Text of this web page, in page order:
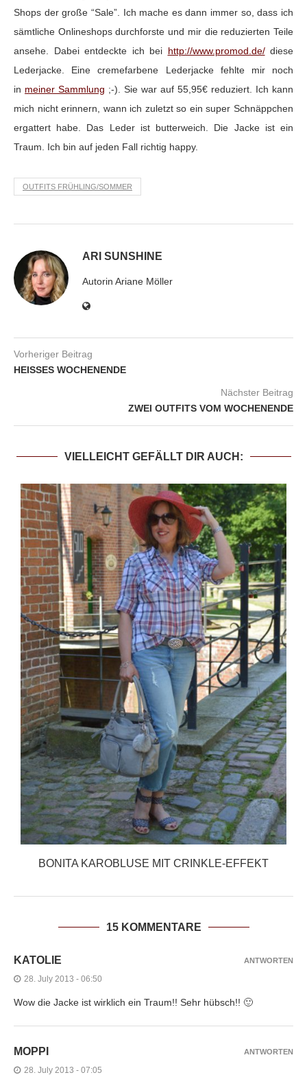
Shops der große “Sale”. Ich mache es dann immer so, dass ich
sämtliche Onlineshops durchforste und mir die reduzierten Teile
ansehe. Dabei entdeckte ich bei http://www.promod.de/diese
Lederjacke. Eine cremefarbene Lederjacke fehlte mir noch
in meiner Sammlung ;-). Sie war auf 55,95€ reduziert. Ich kann
mich nicht erinnern, wann ich zuletzt so ein super Schnäppchen
ergattert habe. Das Leder ist butterweich. Die Jacke ist ein
Traum. Ich bin auf jeden Fall richtig happy.
OUTFITS FRÜHLING/SOMMER
ARI SUNSHINE
Autorin Ariane Möller
Vorheriger Beitrag
HEISSES WOCHENENDE
Nächster Beitrag
ZWEI OUTFITS VOM WOCHENENDE
VIELLEICHT GEFÄLLT DIR AUCH:
BONITA KAROBLUSE MIT CRINKLE-EFFEKT
15 KOMMENTARE
KATOLIE
28. July 2013 - 06:50
Wow die Jacke ist wirklich ein Traum!! Sehr hübsch!! 🙂
ANTWORTEN
MOPPI
28. July 2013 - 07:05
ANTWORTEN